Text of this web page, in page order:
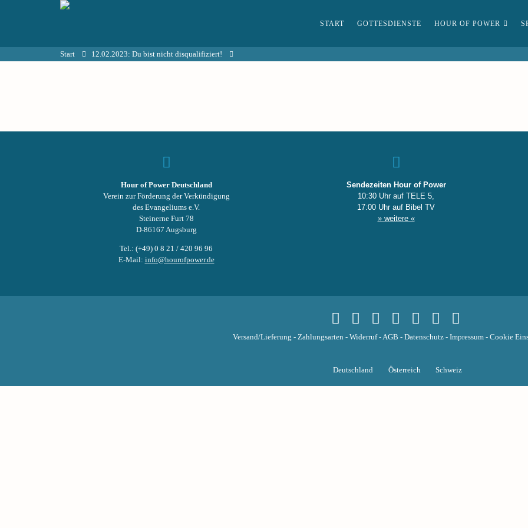
START GOTTESDIENSTE HOUR OF POWER
Start 12.02.2023: Du bist nicht disqualifiziert!
Hour of Power Deutschland
Verein zur Förderung der Verkündigung
des Evangeliums e.V.
Steinerne Furt 78
D-86167 Augsburg
Tel.: (+49) 0 8 21 / 420 96 96
E-Mail: info@hourofpower.de
Sendezeiten Hour of Power
10:30 Uhr auf TELE 5,
17:00 Uhr auf Bibel TV
» weitere «
Versand/Lieferung - Zahlungsarten - Widerruf-AGB - Datenschutz- Impressum- Cookie
Deutschland Österreich Schweiz